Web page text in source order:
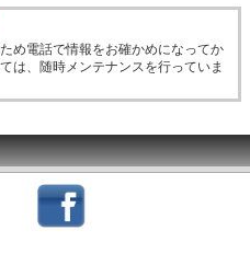
め電話で情報をお確かめになってか
は、随時メンテナンスを行っていま